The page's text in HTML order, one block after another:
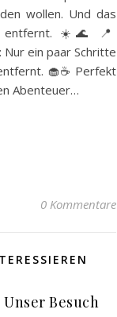
wollen. Und das
entfernt. ☀️🌊 📍
ein paar Schritte
🧁☕ Perfekt
Abenteuer…
0 Kommentare
Unser Besuch